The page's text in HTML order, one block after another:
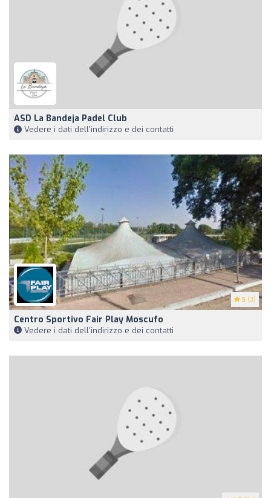
ASD La Bandeja Padel Club
Vedere i dati dell'indirizzo e dei contatti
5 (3)
Centro Sportivo Fair Play Moscufo
Vedere i dati dell'indirizzo e dei contatti